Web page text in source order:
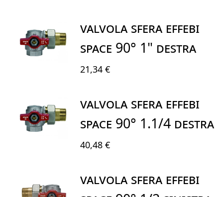
VALVOLA SFERA EFFEBI
SPACE 90° 1" DESTRA
21,34 €
VALVOLA SFERA EFFEBI
SPACE 90° 1.1/4 DESTRA
40,48 €
VALVOLA SFERA EFFEBI